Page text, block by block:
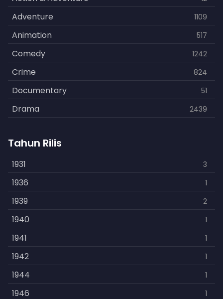
Adventure 1109
Animation 517
Comedy 1242
Crime 824
Documentary 51
Drama 2439
Fantasy
History 253
Horror 901
Kids 3
Music 109
Mystery 609
Politics 15
Reality 1
Romance 608
Tahun Rilis
1931 3
1936 1
1939 2
1940 1
1941 1
1942 1
1944 1
1946 1